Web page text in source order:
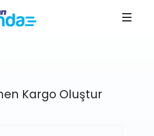
Kargo Oluştur